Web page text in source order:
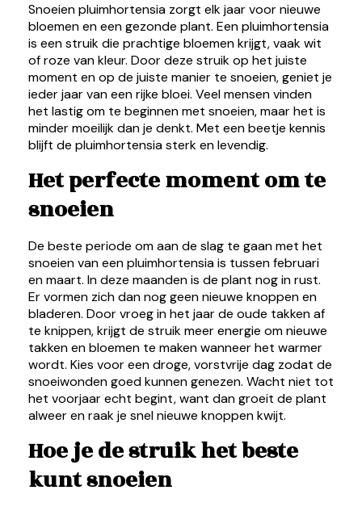
Snoeien pluimhortensia zorgt elk jaar voor nieuwe
bloemen en een gezonde plant. Een pluimhortensia
is een struik die prachtige bloemen krijgt, vaak wit
of roze van kleur. Door deze struik op het juiste
moment en op de juiste manier te snoeien, geniet je
ieder jaar van een rijke bloei. Veel mensen vinden
het lastig om te beginnen met snoeien, maar het is
minder moeilijk dan je denkt. Met een beetje kennis
blijft de pluimhortensia sterk en levendig.
Het perfecte moment om te
snoeien
De beste periode om aan de slag te gaan met het
snoeien van een pluimhortensia is tussen februari
en maart. In deze maanden is de plant nog in rust.
Er vormen zich dan nog geen nieuwe knoppen en
bladeren. Door vroeg in het jaar de oude takken af
te knippen, krijgt de struik meer energie om nieuwe
takken en bloemen te maken wanneer het warmer
wordt. Kies voor een droge, vorstvrije dag zodat de
snoeiwonden goed kunnen genezen. Wacht niet tot
het voorjaar echt begint, want dan groeit de plant
alweer en raak je snel nieuwe knoppen kwijt.
Hoe je de struik het beste
kunt snoeien